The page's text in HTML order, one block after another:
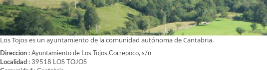
Los Tojos es un ayuntamiento de la comunidad autónoma de Cantabria.
Direccion : Ayuntamiento de Los Tojos,Correpoco, s/n
Localidad : 39518 LOS TOJOS